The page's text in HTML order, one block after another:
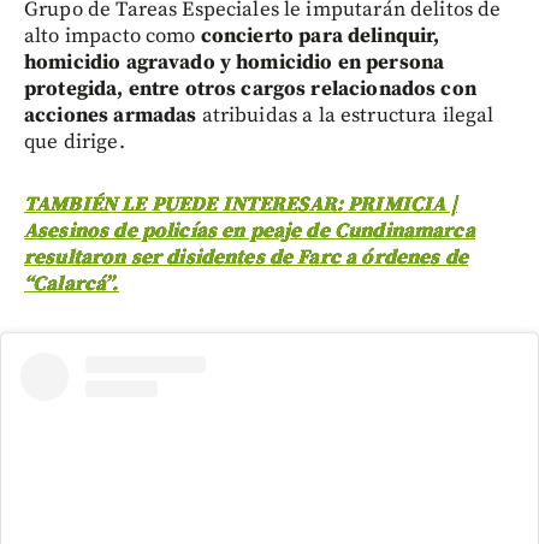
Grupo de Tareas Especiales le imputarán delitos de
alto impacto como concierto para delinquir,
homicidio agravado y homicidio en persona
protegida, entre otros cargos relacionados con
acciones armadas atribuidas a la estructura ilegal
que dirige.
TAMBIÉN LE PUEDE INTERESAR: PRIMICIA |
Asesinos de policías en peaje de Cundinamarca
resultaron ser disidentes de Farc a órdenes de
“Calarcá”.